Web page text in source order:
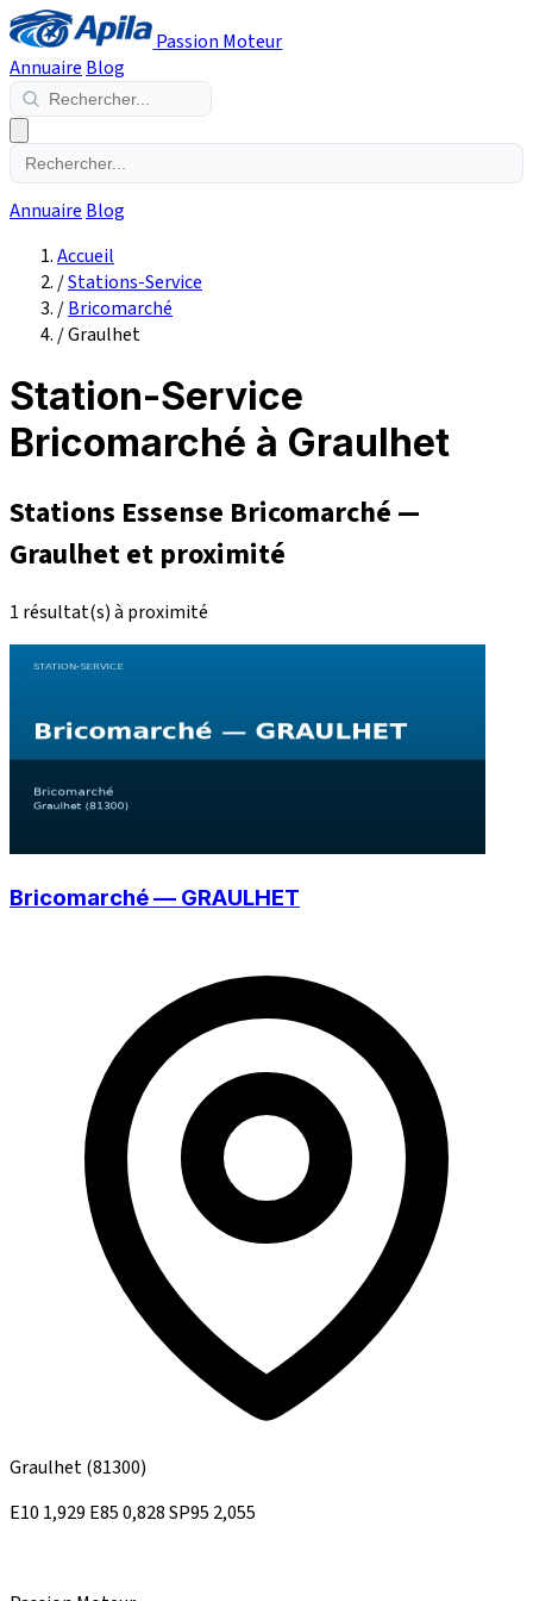
Passion Moteur
Annuaire Blog
Annuaire Blog
Accueil
/Stations-Service
/Bricomarché
/Graulhet
Station-Service
Bricomarché à Graulhet
Stations Essense Bricomarché —
Graulhet et proximité
1 résultat(s) à proximité
Bricomarché — GRAULHET
Graulhet(81300)
E10 1,929 E850,828SP95 2,055